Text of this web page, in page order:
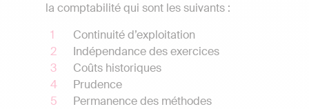
la comptabilité qui sont les suivants :
Continuité d’exploitation
Indépendance des exercices
Coûts historiques
Prudence
Permanence des méthodes